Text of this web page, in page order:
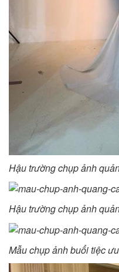
Hậu trường chụp ảnh
Hậu trường chụp ảnh
Mẫu chụp ảnh buổi tiệc